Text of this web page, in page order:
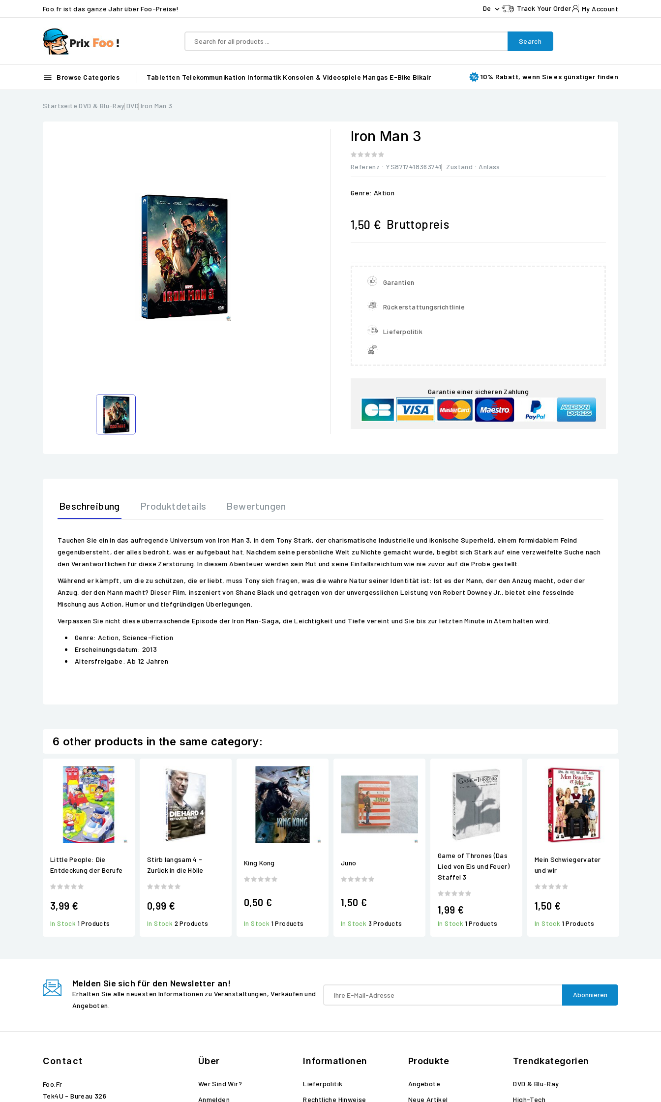
Foo.fr ist das ganze Jahr über Foo-Preise! De  Track Your Order My Account
Search
 Browse Categories Tabletten Telekommunikation Informatik Konsolen & Videospiele Mangas E-Bike Bikair 10% Rabatt, wenn Sie es günstiger finden
Startseite DVD & Blu-Ray DVD Iron Man 3
Iron Man 3
Referenz : YS8717418363741 Zustand : Anlass
Genre: Aktion
1,50 € Bruttopreis
Garantien
Rückerstattungsrichtlinie
Lieferpolitik
Garantie einer sicheren Zahlung
Beschreibung Produktdetails Bewertungen
Tauchen Sie ein in das aufregende Universum von Iron Man 3, in dem Tony Stark, der charismatische Industrielle und ikonische Superheld, einem formidablem Feind
gegenübersteht, der alles bedroht, was er aufgebaut hat. Nachdem seine persönliche Welt zu Nichte gemacht wurde, begibt sich Stark auf eine verzweifelte Suche nach
den Verantwortlichen für diese Zerstörung. In diesem Abenteuer werden sein Mut und seine Einfallsreichtum wie nie zuvor auf die Probe gestellt.
Während er kämpft, um die zu schützen, die er liebt, muss Tony sich fragen, was die wahre Natur seiner Identität ist: Ist es der Mann, der den Anzug macht, oder der
Anzug, der den Mann macht? Dieser Film, inszeniert von Shane Black und getragen von der unvergesslichen Leistung von Robert Downey Jr., bietet eine fesselnde
Mischung aus Action, Humor und tiefgründigen Überlegungen.
Verpassen Sie nicht diese überraschende Episode der Iron Man-Saga, die Leichtigkeit und Tiefe vereint und Sie bis zur letzten Minute in Atem halten wird.
Genre: Action, Science-Fiction
Erscheinungsdatum: 2013
Altersfreigabe: Ab 12 Jahren
6 other products in the same category:
Little People: Die
Entdeckung der Berufe
3,99 €
In Stock 1 Products
Stirb langsam 4 -
Zurück in die Hölle
0,99 €
In Stock 2 Products
King Kong
0,50 €
In Stock 1 Products
Juno
1,50 €
In Stock 3 Products
Game of Thrones (Das
Lied von Eis und Feuer)
Staffel 3
1,99 €
In Stock 1 Products
Mein Schwiegervater
und wir
1,50 €
In Stock 1 Products
Melden Sie sich für den Newsletter an!
Erhalten Sie alle neuesten Informationen zu Veranstaltungen, Verkäufen und
Angeboten.
Contact
Foo.fr
Tek4U - Bureau 326
Über
Wer Sind Wir?
Anmelden
Informationen
Lieferpolitik
Rechtliche Hinweise
Produkte
Angebote
Neue Artikel
Trendkategorien
DVD & Blu-Ray
High-Tech